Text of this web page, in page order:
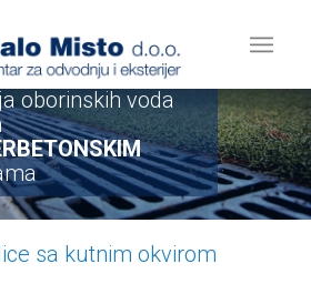
oborinskih voda
sa kutnim okvirom